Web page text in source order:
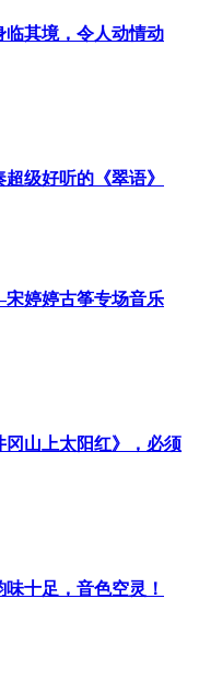
临其境，令人动情动
级好听的《翠语》
婷婷古筝专场音乐
冈山上太阳红》，必须
十足，音色空灵！